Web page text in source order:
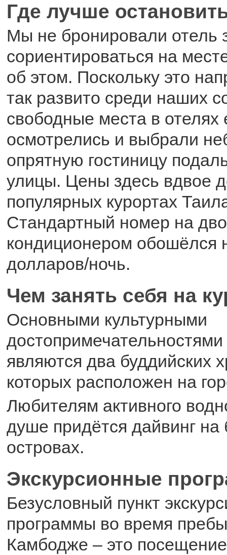
Где лучше
Мы не бронировали отель
сориентироваться на
об этом. Поскольку это
так развито среди наших
свободные места в отелях
осмотрелись и выбрали
опрятную гостиницу
улицы. Цены здесь вдвое
популярных курортах
Стандартный номер на
кондиционером обошёлся
долларов/ночь.
Чем занять себя на
Основными культурными
являются два буддийских
которых расположен на
Любителям активного
душе придётся дайвинг
островах.
Экскурсионные
Безусловный пункт
программы во время
Камбодже – это